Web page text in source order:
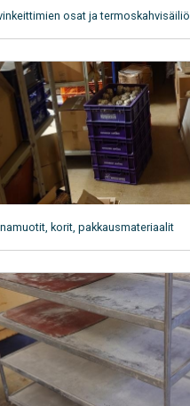
osat ja termoskahvisäiliö
korit, pakkausmateriaalit